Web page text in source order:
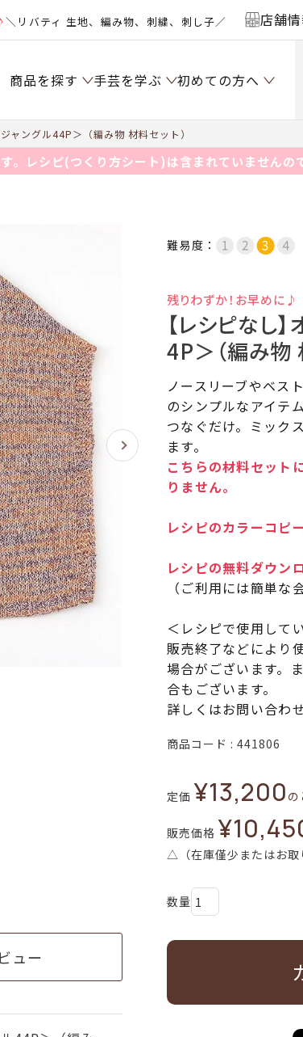
＼リバティ 生地、編み物、刺繍、刺し子／ 店舗
商品を探す 手芸を学ぶ 初めての方へ
ャングル44P＞（編み物 材料セット）
。レシピ(つくり方シート)は含まれていませんの
ュー
難易度：
残りわずか！お早めに♪
【レシピなし
4P＞（編み物
ノースリーブやベス
のシンプルなアイテ
つなぐだけ。ミック
ます。
こちらの材料セット
りません。
レシピのカラーコ
レシピの無料ダウン
（ご利用には簡単な
＜レシピで使用して
販売終了などにより
場合がございます。
合もございます。
詳しくはお問い合わ
商品コード 441806
定価 ¥13,200 の
販売価格 ¥
△（在庫僅少またはお取